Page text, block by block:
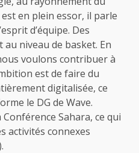
en plein essor, il parle
d’équipe. Des
niveau de basket. En
voulons contribuer à
est de faire du
digitalisée, ce
le DG de Wave.
Sahara, ce qui
activités connexes